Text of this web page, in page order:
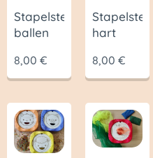
Stapelsteen
ballen
8,00 €
Stapelsteen
hart
8,00 €